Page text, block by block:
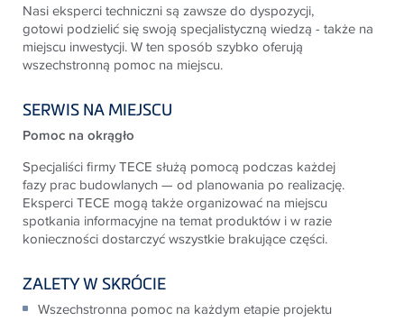
Nasi eksperci techniczni są zawsze do dyspozycji,
gotowi podzielić się swoją specjalistyczną wiedzą - także na
miejscu inwestycji. W ten sposób szybko oferują
wszechstronną pomoc na miejscu.
SERWIS NA MIEJSCU
Pomoc na okrągło
Specjaliści firmyTECE służą pomocą podczas każdej
fazy prac budowlanych — od planowania po realizację.
EksperciTECE mogą także organizować na miejscu
spotkania informacyjne na temat produktów i w razie
koniecznościdostarczyć wszystkie brakujące części.
ZALETY W SKRÓCIE
Wszechstronna pomoc na każdym etapie projektu